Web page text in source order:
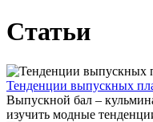
Статьи
Тенденции выпускных
Выпускной бал –
изучить модные